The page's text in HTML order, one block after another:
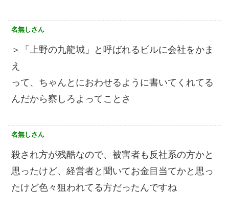
名無しさん
＞「上野の九龍城」と呼ばれるビルに会社をかま
え
って、ちゃんとにおわせるように書いてくれてる
んだから察しろよってことさ
名無しさん
殺され方が残酷なので、被害者も反社系の方かと
思ったけど、経営者と聞いてお金目当てかと思っ
たけど色々狙われてる方だったんですね